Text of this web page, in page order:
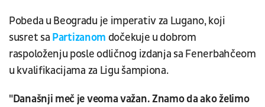
Pobeda u Beogradu je imperativ za Lugano, koji
susret sa Partizanom dočekuje u dobrom
raspoloženju posle odličnog izdanja sa Fenerbahčeom
u kvalifikacijama za Ligu šampiona.
"Današnji meč je veoma važan. Znamo da ako želimo